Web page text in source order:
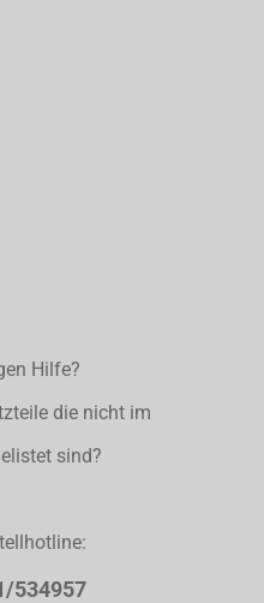
Hilfe?
die nicht im
sind?
534957